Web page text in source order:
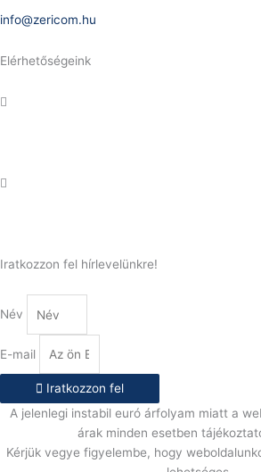
info@zericom.hu
Elérhetőségeink
Iratkozzon fel hírlevelünkre!
Név
E-mail
Iratkozzon fel
A jelenlegi instabil euró árfolyam miatt a
árak minden esetben
Kérjük vegye figyelembe, hogy